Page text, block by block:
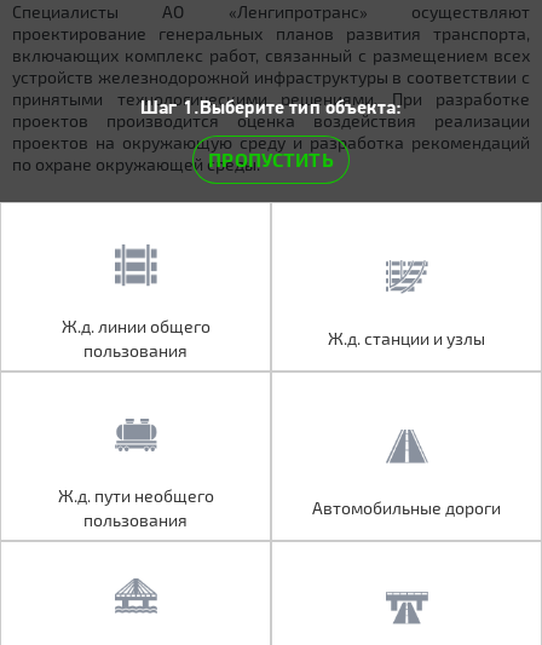
Специалисты АО «Ленгипротранс» осуществляют
проектирование генеральных планов развития транспорта,
включающих комплекс работ, связанный с размещением всех
устройств железнодорожной инфраструктуры в соответствии с
принятыми технологическими решениями. При разработке
проектов производится оценка воздействия реализации
проектов на окружающую среду и разработка рекомендаций
по охране окружающей среды.
Ж.д. линии общего
пользования
Ж.д. пути необщего
пользования
Автомобильные дороги
Шаг 1.Выберите тип объекта:
ПРОПУСТИТЬ
Ж.д. линии общего
пользования
Ж.д. станции и узлы
Ж.д. пути необщего
пользования
Автомобильные дороги